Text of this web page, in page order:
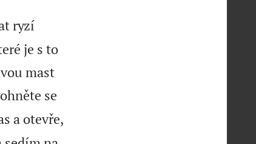
ryzí
je s to
mast
se
a otevře,